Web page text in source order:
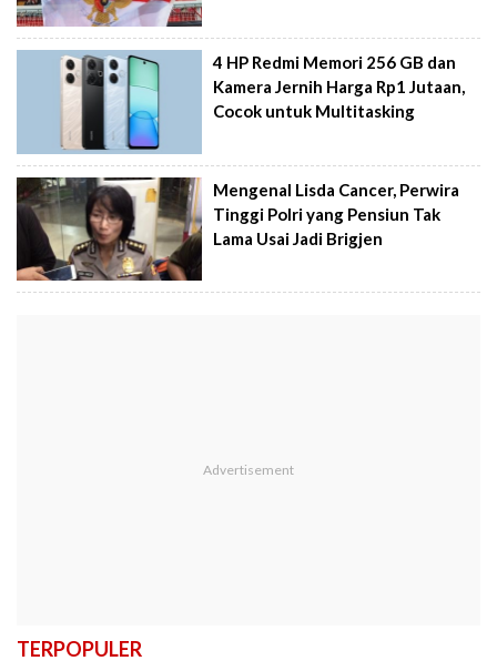
4 HP Redmi Memori 256 GB dan
Kamera Jernih Harga Rp1 Jutaan,
Cocok untuk Multitasking
Mengenal Lisda Cancer, Perwira
Tinggi Polri yang Pensiun Tak
Lama Usai Jadi Brigjen
TERPOPULER